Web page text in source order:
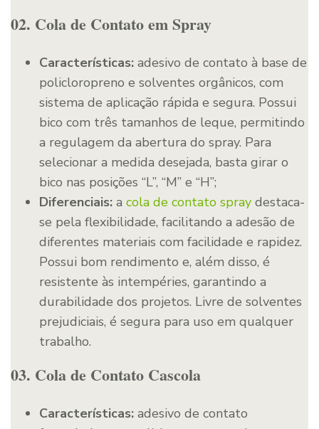
02. Cola de Contato em Spray
Características: adesivo de contato à base de
policloropreno e solventes orgânicos, com
sistema de aplicação rápida e segura. Possui
bico com três tamanhos de leque, permitindo
a regulagem da abertura do spray. Para
selecionar a medida desejada, basta girar o
bico nas posições “L”, “M” e “H”;
Diferenciais: a cola de contato spray destaca-
se pela flexibilidade, facilitando a adesão de
diferentes materiais com facilidade e rapidez.
Possui bom rendimento e, além disso, é
resistente às intempéries, garantindo a
durabilidade dos projetos. Livre de solventes
prejudiciais, é segura para uso em qualquer
trabalho.
03. Cola de Contato Cascola
Características: adesivo de contato